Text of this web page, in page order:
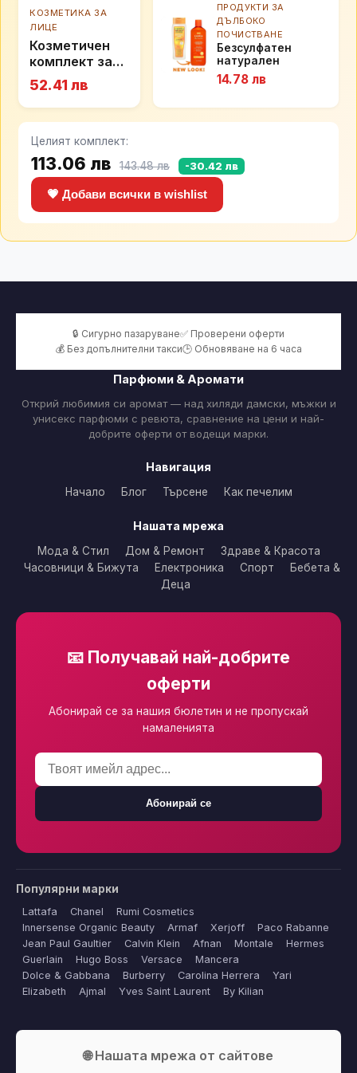
КОЗМЕТИКА ЗА
ЛИЦЕ
Козметичен
комплект за
млада и
красива кожа
52.41 лв
ПРОДУКТИ ЗА
ДЪЛБОКО
ПОЧИСТВАНЕ
Безсулфатен
натурален
дълбокопочистващ
крем-шампоан
Cream Shampoo,
400 мл
14.78 лв
Целият комплект:
113.06 лв 143.48 лв -30.42 лв
💗 Добави всички в wishlist
🔒 Сигурно пазаруване✅ Проверени оферти
💰 Без допълнителни такси🕒 Обновяване на 6 часа
Парфюми & Аромати
Открий любимия си аромат — над хиляди дамски, мъжки и
унисекс парфюми с ревюта, сравнение на цени и най-
добрите оферти от водещи марки.
Навигация
Начало Блог Търсене Как печелим
Нашата мрежа
Мода & Стил Дом & Ремонт
Здраве & Красота
Часовници & Бижута
Електроника Спорт
Бебета &
Деца
📧 Получавай най-добрите
оферти
Абонирай се за нашия бюлетин и не пропускай
намаленията
Абонирай се
Популярни марки
Lattafa Chanel
Rumi Cosmetics
Innersense Organic Beauty
Armaf Xerjoff
Paco Rabanne
Jean Paul Gaultier
Calvin Klein Afnan Montale
Hermes
Guerlain
Hugo Boss Versace
Mancera
Dolce & Gabbana
Burberry Carolina Herrera
Yari
Elizabeth
Ajmal Yves Saint Laurent By Kilian
🌐 Нашата мрежа от сайтове